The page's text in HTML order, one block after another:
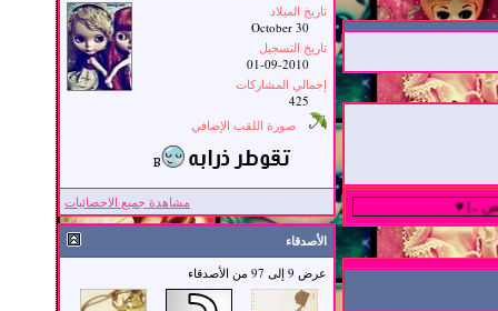
..}♥
تاريخ الميلاد
October 30
تاريخ التسجيل
01-09-2010
إجمالي المشاركات
425
صورة اللقب الإضافي
مشاهدة جميع الاحصائيات
الأصدقاء
عرض 9 إلى 97 من الأصدقاء